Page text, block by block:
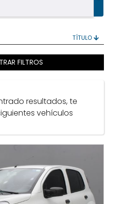
VEHÍCULOS
CABINA
372 694
FILTROS
resultados, te
vehículos